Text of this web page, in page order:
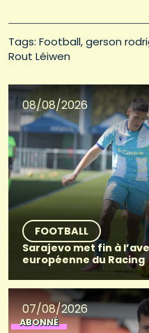
Tags: Football gerson
Rout Léiwen
08/08/2026
FOOTBALL
Sarajevo met fin à
européenne du Racing
07/08/2026
ABONNÉ